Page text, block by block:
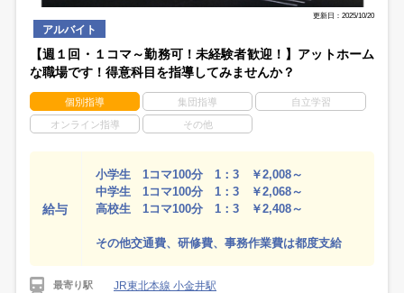
更新日：2025/10/20
アルバイト
【週１回・１コマ～勤務可！未経験者歓迎！】アットホーム
な職場です！得意科目を指導してみませんか？
個別指導 集団指導 自立学習
オンライン指導 その他
給与
小学生 1コマ100分 1：3 ￥2,008～
中学生 1コマ100分 1：3 ￥2,068～
高校生 1コマ100分 1：3 ￥2,408～
その他交通費、研修費、事務作業費は都度支給
最寄り駅 JR東北本線 小金井駅